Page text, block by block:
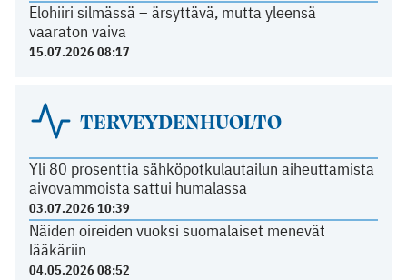
Elohiiri silmässä – ärsyttävä, mutta yleensä
vaaraton vaiva
15.07.2026 08:17
TERVEYDENHUOLTO
Yli 80 prosenttia sähköpotkulautailun aiheuttamista
aivovammoista sattui humalassa
03.07.2026 10:39
Näiden oireiden vuoksi suomalaiset menevät
lääkäriin
04.05.2026 08:52